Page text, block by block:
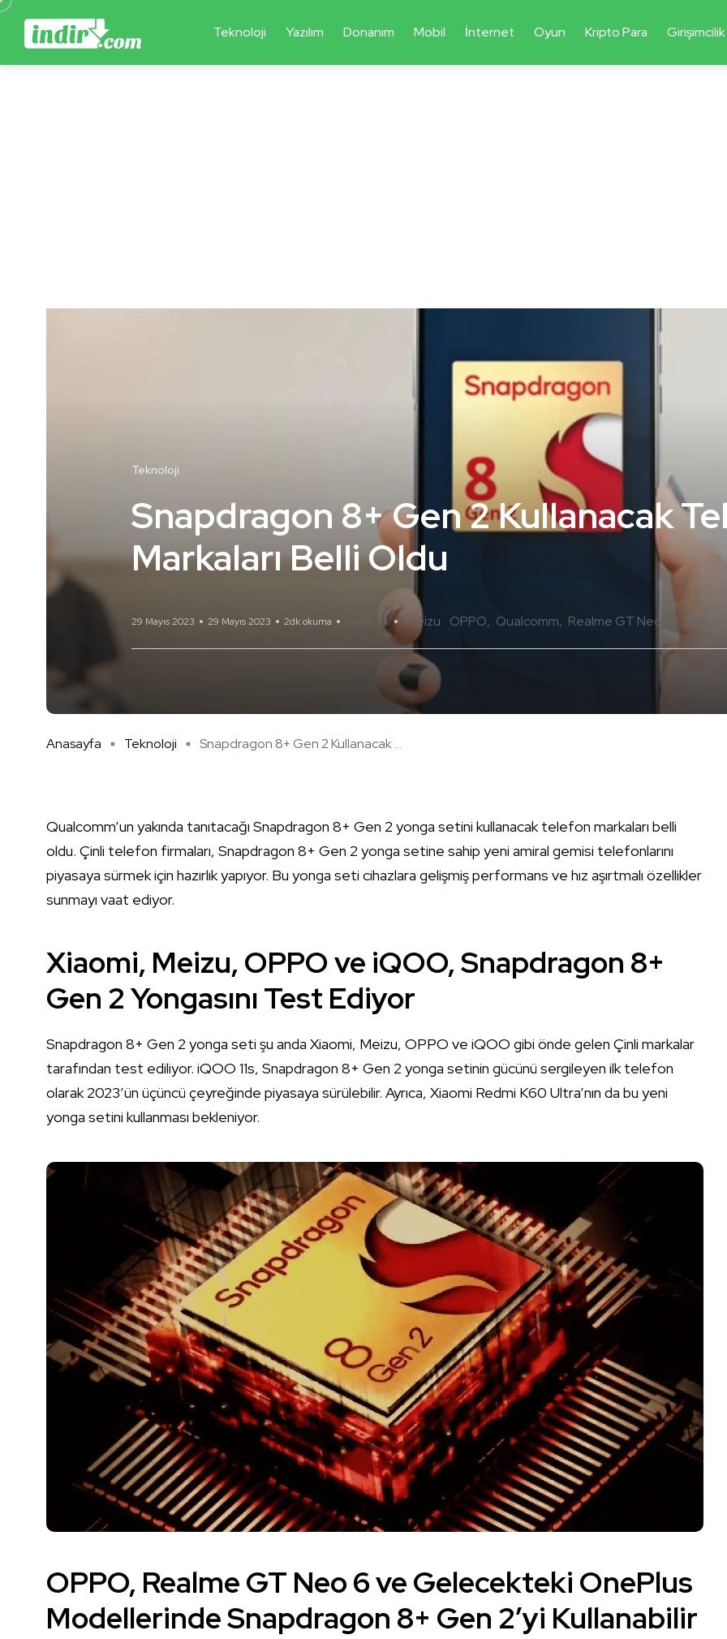
Teknoloji Yazılım Donanım Mobil İnternet Oyun Kripto Para Girişimcilik
Teknoloji
Snapdragon 8+ Gen 2 Kullanacak
Markaları Belli Oldu
29 Mayıs 2023 29 Mayıs 2023 2dk okuma Yorum Yok meizu OPPO Qualcomm Realme GT Neo 6
Anasayfa Teknoloji Snapdragon 8+ Gen 2 Kullanacak ...
Qualcomm’un yakında tanıtacağı Snapdragon 8+ Gen 2 yonga setini kullanacak telefon markaları belli
oldu. Çinli telefon firmaları, Snapdragon 8+ Gen 2 yonga setine sahip yeni amiral gemisi telefonlarını
piyasaya sürmek için hazırlık yapıyor. Bu yonga seti cihazlara gelişmiş performans ve hız aşırtmalı özellikler
sunmayı vaat ediyor.
Xiaomi, Meizu, OPPO ve iQOO, Snapdragon 8+
Gen 2 Yongasını Test Ediyor
Snapdragon 8+ Gen 2 yonga seti şu anda Xiaomi, Meizu, OPPO ve iQOO gibi önde gelen Çinli markalar
tarafından test ediliyor. iQOO 11s, Snapdragon 8+ Gen 2 yonga setinin gücünü sergileyen ilk telefon
olarak 2023’ün üçüncü çeyreğinde piyasaya sürülebilir. Ayrıca, Xiaomi Redmi K60 Ultra’nın da bu yeni
yonga setini kullanması bekleniyor.
OPPO, Realme GT Neo 6 ve Gelecekteki OnePlus
Modellerinde Snapdragon 8+ Gen 2’yi Kullanabilir